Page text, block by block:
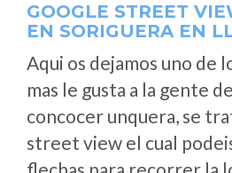
GOOGLE STREET
EN SORIGUERA EN
Aqui os dejamos uno de
mas le gusta a la gente
concocer unquera, se
street view el cual